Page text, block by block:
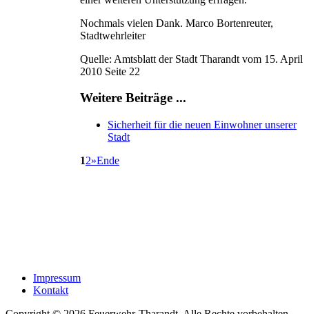
Nochmals vielen Dank. Marco Bortenreuter,
Stadtwehrleiter
Quelle: Amtsblatt der Stadt Tharandt vom 15. April
2010 Seite 22
Weitere Beiträge ...
Sicherheit für die neuen Einwohner unserer
Stadt
12»Ende
Impressum
Kontakt